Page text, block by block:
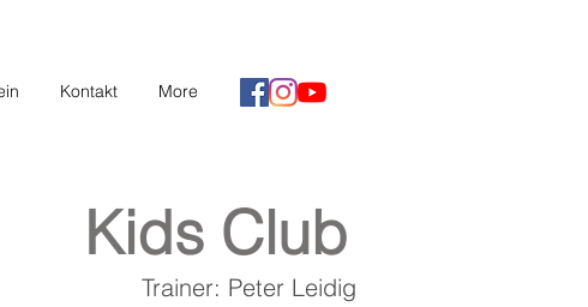
Kontakt More
Kids Club
Trainer: Peter Leidig